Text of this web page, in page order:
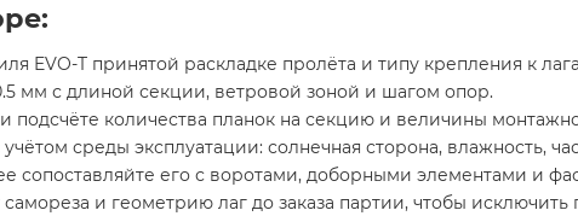
EVO-T принятой раскладке пролёта и типу крепления к
мм с длиной секции, ветровой зоной и шагом опор.
подсчёте количества планок на секцию и величины
среды эксплуатации: солнечная сторона, влажность,
сопоставляйте его с воротами, доборными элементами и
и геометрию лаг до заказа партии, чтобы исключить